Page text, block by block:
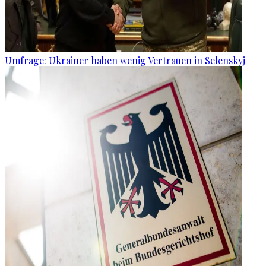
Umfrage: Ukrainer haben wenig Vertrauen in Selenskyj